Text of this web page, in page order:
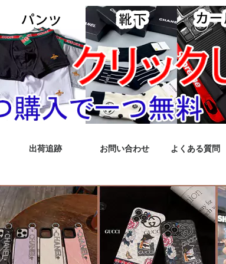
出荷追跡 お問い合わせ よくある質問